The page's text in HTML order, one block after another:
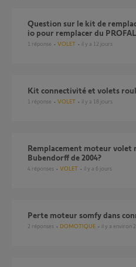
Question sur le kit de remplacement moteur volet roulant
io pour remplacer du
1 réponse VOLET il y a 12 jours
Kit connectivité et volets
1 réponse VOLET il y a 18 jours
Remplacement moteur volet roulant dans un ancien coffre
Bubendorff de 2004?
4 réponses VOLET il y a 6 jours
Perte moteur somfy dans
2 réponses DOMOTIQUE il y a environ